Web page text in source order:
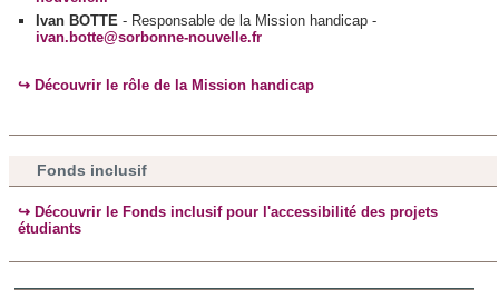
médias sociaux et d'analyser notre trafic. Nous
partageons également des informations sur l'utilisation de
notre site avec nos partenaires de médias sociaux, de
d'autres informations que vous leur avez fournies ou qu'ils
Ivan BOTTE - Responsable de la Mission handicap -
ivan.botte@sorbonne-nouvelle.fr
↪︎ Découvrir le rôle de la Mission handicap
Fonds inclusif
↪︎ Découvrir le Fonds inclusif pour l'accessibilité des projets
étudiants